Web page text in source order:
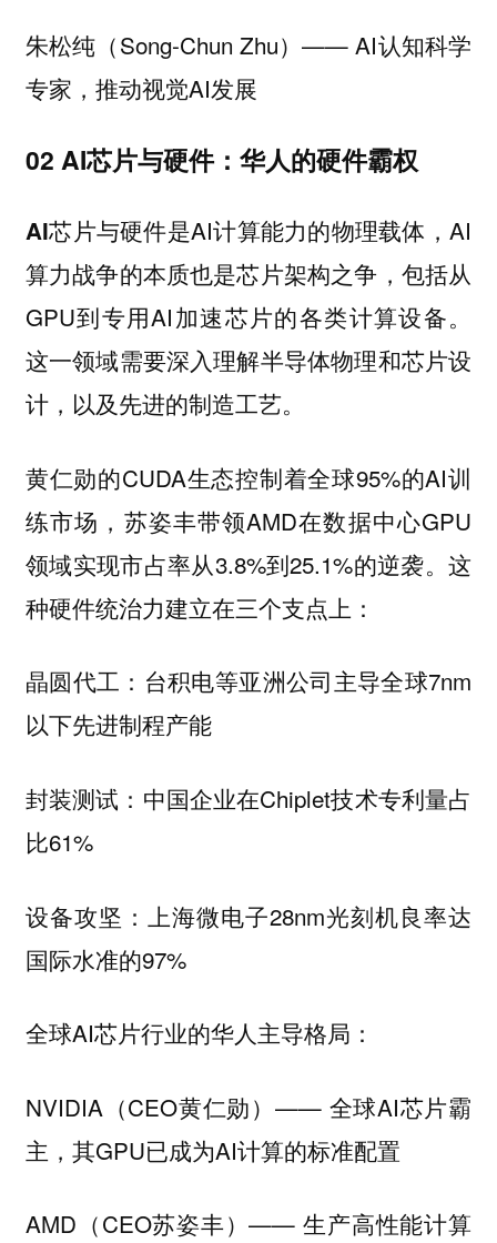
朱松纯（Song-Chun Zhu）—— AI认知科学
专家，推动视觉AI发展
02 AI芯片与硬件：华人的硬件霸权
AI芯片与硬件是AI计算能力的物理载体，AI
算力战争的本质也是芯片架构之争，包括从
GPU到专用AI加速芯片的各类计算设备。
这一领域需要深入理解半导体物理和芯片设
计，以及先进的制造工艺。
黄仁勋的CUDA生态控制着全球95%的AI训
练市场，苏姿丰带领AMD在数据中心GPU
领域实现市占率从3.8%到25.1%的逆袭。这
种硬件统治力建立在三个支点上：
晶圆代工：台积电等亚洲公司主导全球7nm
以下先进制程产能
封装测试：中国企业在Chiplet技术专利量占
比61%
设备攻坚：上海微电子28nm光刻机良率达
国际水准的97%
全球AI芯片行业的华人主导格局：
NVIDIA（CEO黄仁勋）—— 全球AI芯片霸
主，其GPU已成为AI计算的标准配置
AMD（CEO苏姿丰）—— 生产高性能计算